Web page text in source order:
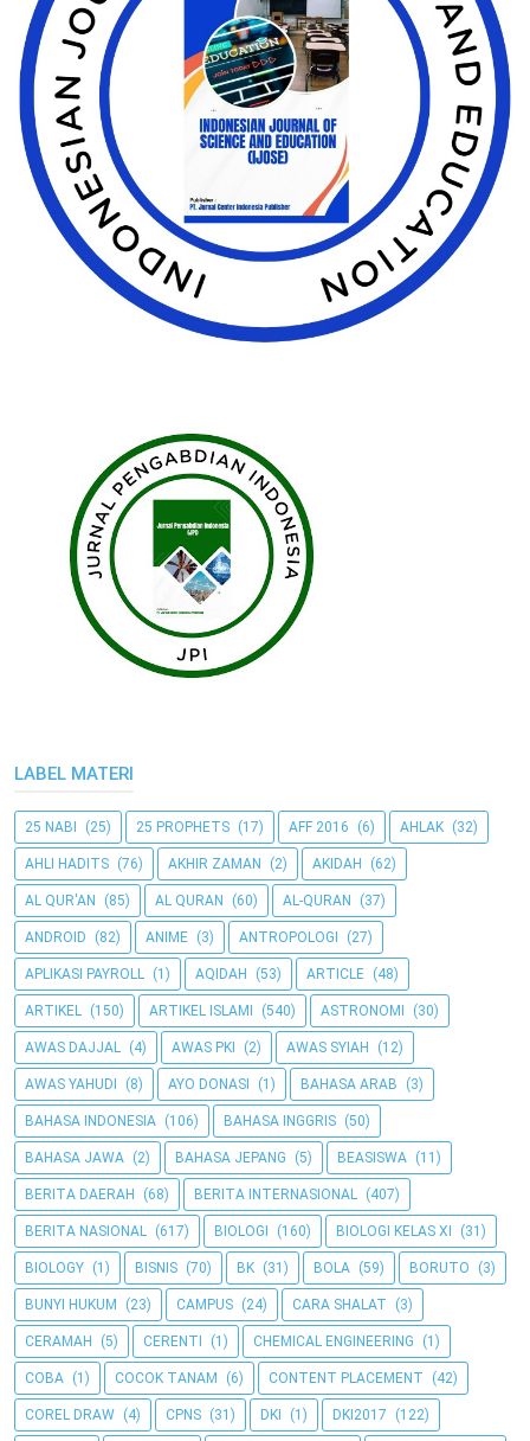
LABEL MATERI
25 NABI (25) 25 PROPHETS (17) AFF 2016 (6) AHLAK (32)
AHLI HADITS (76) AKHIR ZAMAN (2) AKIDAH (62)
AL QUR'AN (85) AL QURAN (60) AL-QURAN (37)
ANDROID (82) ANIME (3) ANTROPOLOGI (27)
APLIKASI PAYROLL (1) AQIDAH (53) ARTICLE (48)
ARTIKEL (150) ARTIKEL ISLAMI (540) ASTRONOMI (30)
AWAS DAJJAL (4) AWAS PKI (2) AWAS SYIAH (12)
AWAS YAHUDI (8) AYO DONASI (1) BAHASA ARAB (3)
BAHASA INDONESIA (106) BAHASA INGGRIS (50)
BAHASA JAWA (2) BAHASA JEPANG (5) BEASISWA (11)
BERITA DAERAH (68) BERITA INTERNASIONAL (407)
BERITA NASIONAL (617) BIOLOGI (160) BIOLOGI KELAS XI (31)
BIOLOGY (1) BISNIS (70) BK (31) BOLA (59) BORUTO (3)
BUNYI HUKUM (23) CAMPUS (24) CARA SHALAT (3)
CERAMAH (5) CERENTI (1) CHEMICAL ENGINEERING (1)
COBA (1) COCOK TANAM (6) CONTENT PLACEMENT (42)
COREL DRAW (4) CPNS (31) DKI (1) DKI2017 (122)